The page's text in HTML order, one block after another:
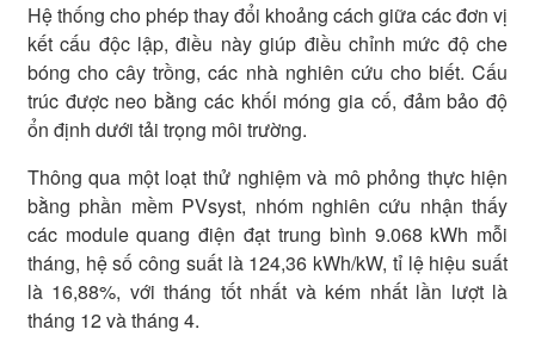
Hệ thống cho phép thay đổi khoảng cách giữa các đơn vị
kết cấu độc lập, điều này giúp điều chỉnh mức độ che
bóng cho cây trồng, các nhà nghiên cứu cho biết. Cấu
trúc được neo bằng các khối móng gia cố, đảm bảo độ
ổn định dưới tải trọng môi trường.
Thông qua một loạt thử nghiệm và mô phỏng thực hiện
bằng phần mềm PVsyst, nhóm nghiên cứu nhận thấy
các module quang điện đạt trung bình 9.068 kWh mỗi
tháng, hệ số công suất là 124,36 kWh/kW, tỉ lệ hiệu suất
là 16,88%, với tháng tốt nhất và kém nhất lần lượt là
tháng 12 và tháng 4.